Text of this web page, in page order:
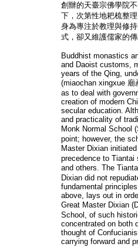
創辦的天臺宗佛學院
下，次第性地耙梳整
身為專注於教理與修
式，卻又維護儒家的
Buddhist monastics
and Daoist customs,
years of the Qing,
(miaochan xingxue
as to deal with
creation of modern
secular education.
and practicality of
Monk Normal School
point; however, the
Master Dixian
precedence to
and others. The
Dixian did not
fundamental
above, lays out in
Great Master Dixian
School, of such
concentrated on both
thought of
carrying forward and